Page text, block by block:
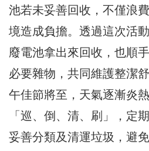
池若未妥善回收，不僅浪
境造成負擔。透過這次活
廢電池拿出來回收，也順
必要雜物，共同維護整潔
午佳節將至，天氣逐漸炎
「巡、倒、清、刷」，定
妥善分類及清運垃圾，避